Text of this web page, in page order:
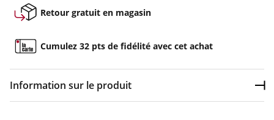
Retour gratuit en magasin
Cumulez 32 pts de fidélité avec cet achat
Information sur le produit